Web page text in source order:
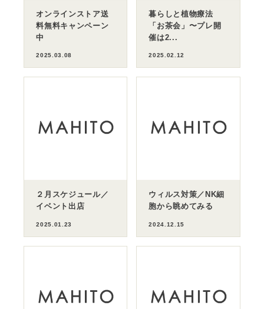
オンラインストア送
料無料キャンペーン
中
2025.03.08
暮らしと植物療法
「お茶会」〜プレ開
催は2...
2025.02.12
２月スケジュール／
イベント出店
2025.01.23
ウィルス対策／NK細
胞から眺めてみる
2024.12.15